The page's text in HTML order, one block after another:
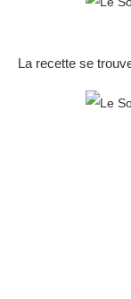
La recette se